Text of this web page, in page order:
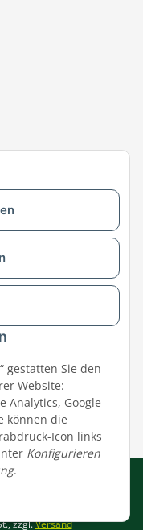
gestatten Sie den
Website:
Analytics, Google
können die
Icon links
Konfigurieren
.
zzgl.Versand